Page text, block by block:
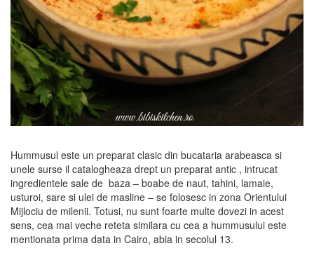
Hummusul este un preparat clasic din bucataria arabeasca si
unele surse il catalogheaza drept un preparat antic , intrucat
ingredientele sale de baza – boabe de naut, tahini, lamaie,
usturoi, sare si ulei de masline – se folosesc in zona Orientului
Mijlociu de milenii. Totusi, nu sunt foarte multe dovezi in acest
sens, cea mai veche reteta similara cu cea a hummusului este
mentionata prima data in Cairo, abia in secolul 13.